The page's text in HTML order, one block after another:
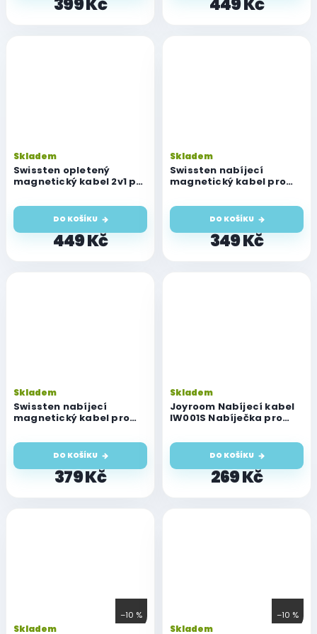
Swissten opletený
magnetický kabel 2v1 pro
M bílý
Skladem
449 Kč
DO KOŠÍKU
Swissten nabíjecí
magnetický kabel pro
Skladem
349 Kč
DO KOŠÍKU
Swissten nabíjecí
magnetický kabel pro
Skladem
379 Kč
DO KOŠÍKU
Joyroom Nabíjecí kabel
IW001S Nabíječka pro
Skladem
269 Kč
DO KOŠÍKU
–10 %
Skladem
–10 %
Skladem